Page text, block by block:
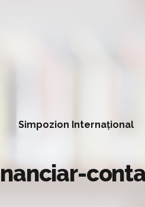
Simpozion Internațional